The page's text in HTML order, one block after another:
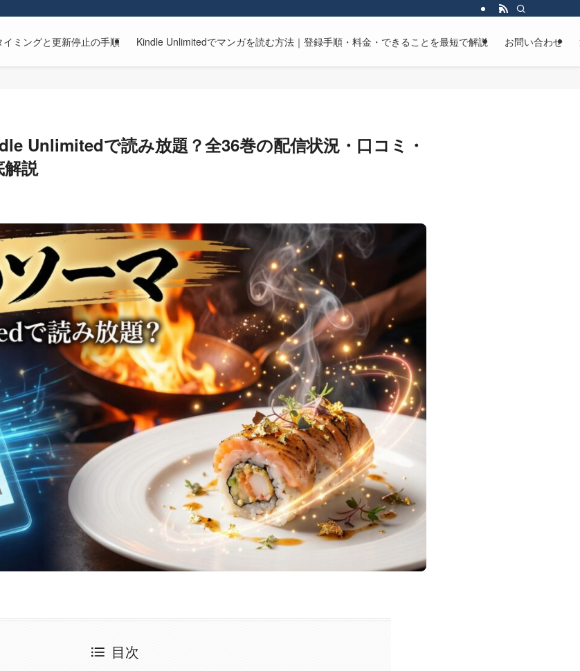
ミングと更新停止の手順 Kindle Unlimitedでマンガを読む方法｜登録手順・料金・できることを最短で解説 お問い合わせ
Unlimitedで読み放題？全36巻の配信状況・口コミ・
説
目次